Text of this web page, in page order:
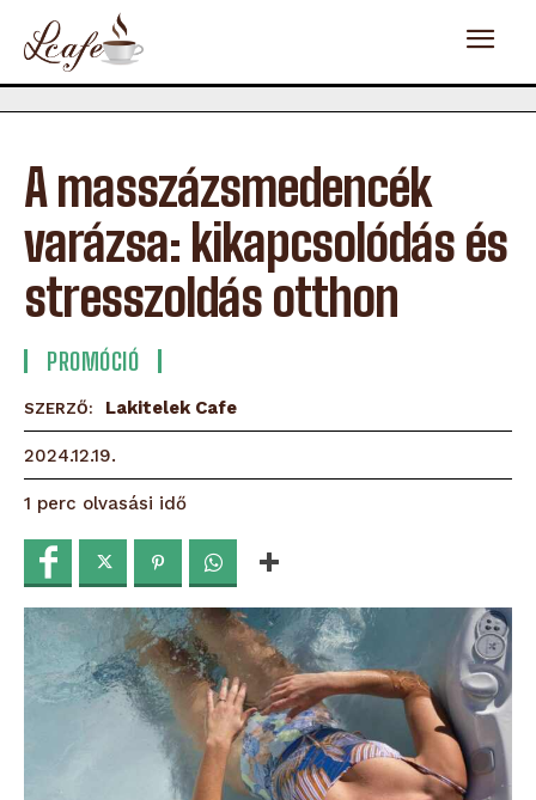
A masszázsmedencék
varázsa: kikapcsolódás és
stresszoldás otthon
PROMÓCIÓ
SZERZŐ: Lakitelek Cafe
2024.12.19.
1 perc olvasási idő